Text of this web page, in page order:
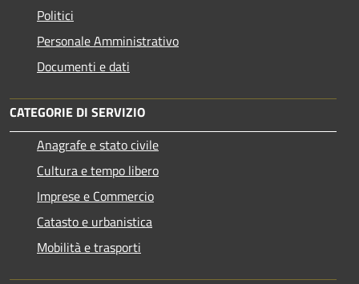
Politici
Personale Amministrativo
Documenti e dati
CATEGORIE DI SERVIZIO
Anagrafe e stato civile
Cultura e tempo libero
Imprese e Commercio
Catasto e urbanistica
Mobilità e trasporti